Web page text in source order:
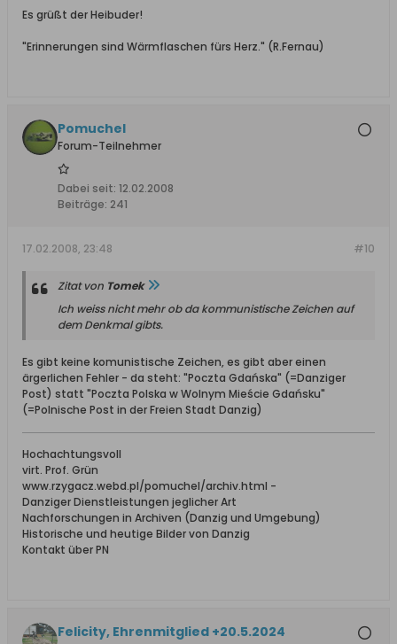
Es grüßt der Heibuder!
"Erinnerungen sind Wärmflaschen fürs Herz." (R.Fernau)
Pomuchel
Forum-Teilnehmer
Dabei seit: 12.02.2008
Beiträge: 241
#10
17.02.2008, 23:48
Zitat von Tomek
Ich weiss nicht mehr ob da kommunistische Zeichen auf
dem Denkmal gibts.
Es gibt keine komunistische Zeichen, es gibt aber einen
ärgerlichen Fehler - da steht: "Poczta Gdańska" (=Danziger
Post) statt "Poczta Polska w Wolnym Mieście Gdańsku"
(=Polnische Post in der Freien Stadt Danzig)
Hochachtungsvoll
virt. Prof. Grün
www.rzygacz.webd.pl/pomuchel/archiv.html -
Danziger Dienstleistungen jeglicher Art
Nachforschungen in Archiven (Danzig und Umgebung)
Historische und heutige Bilder von Danzig
Kontakt über PN
Felicity, Ehrenmitglied +20.5.2024